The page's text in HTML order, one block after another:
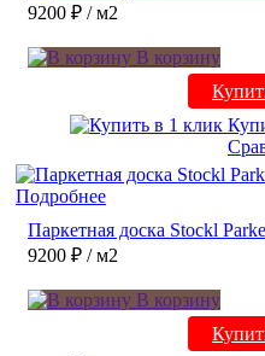
9200 ₽ / м2
В корзину
Подробнее
Паркетная доска Stockl
9200 ₽ / м2
В корзину